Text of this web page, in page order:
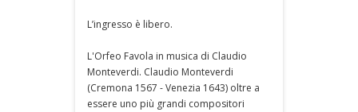
L’ingresso è libero.
L'Orfeo Favola in musica di Claudio
Monteverdi. Claudio Monteverdi
(Cremona 1567 - Venezia 1643) oltre a
essere uno più grandi compositori